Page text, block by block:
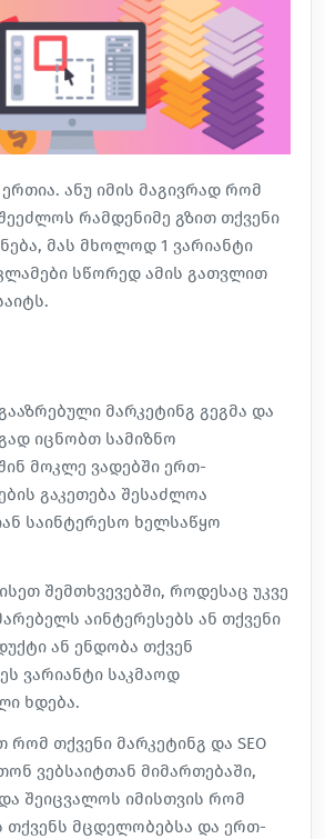
ანუ იმის მაგივრად რომ
რამდენიმე გზით თქვენი
მას მხოლოდ 1 ვარიანტი
სწორედ ამის გათვლით
მარკეტინგ გეგმა და
იცნობთ სამიზნო
მოკლე ვადებში ერთ-
გაკეთება შესაძლოა
საინტერესო ხელსაწყო
შემთხვევებში, როდესაც უკვე
აინტერესებს ან თქვენი
ან ენდობა თქვენ
ვარიანტი საკმაოდ
ხდება.
რომ თქვენი მარკეტინგ და SEO
ვებსაიტთან მიმართებაში,
შეიცვალოს იმისთვის რომ
თქვენს მცდელობებსა და ერთ-